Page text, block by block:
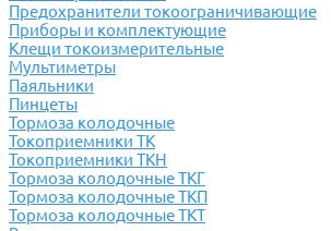
Предохранители токоограничивающие
Приборы и комплектующие
Клещи токоизмерительные
Мультиметры
Паяльники
Пинцеты
Тормоза колодочные
Токоприемники ТК
Токоприемники ТКН
Тормоза колодочные ТКГ
Тормоза колодочные ТКП
Тормоза колодочные ТКТ